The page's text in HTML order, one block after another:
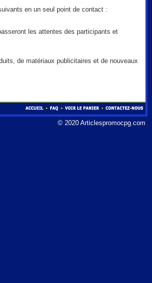
en un seul point de contact :
les attentes des participants et
de matériaux publicitaires et de nouveaux
© 2020 Articlespromocpg.com